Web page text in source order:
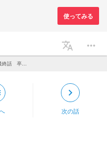
translate more_horiz
keyboard_arrow_right
次の話